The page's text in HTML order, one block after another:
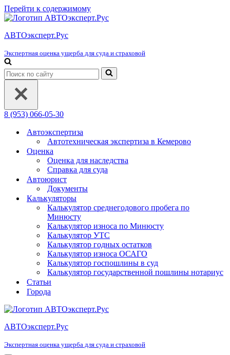
Перейти к содержимому
АВТОэксперт.Рус
Экспертная оценка ущерба для суда и страховой
Искать...
8 (953) 066-05-30
Автоэкспертиза
Автотехническая экспертиза в Кемерово
Оценка
Оценка для наследства
Справка для суда
Автоюрист
Документы
Калькуляторы
Калькулятор среднегодового пробега по
Минюсту
Калькулятор износа по Минюсту
Калькулятор УТС
Калькулятор годных остатков
Калькулятор износа ОСАГО
Калькулятор госпошлины в суд
Калькулятор государственной пошлины нотариус
Статьи
Города
АВТОэксперт.Рус
Экспертная оценка ущерба для суда и страховой